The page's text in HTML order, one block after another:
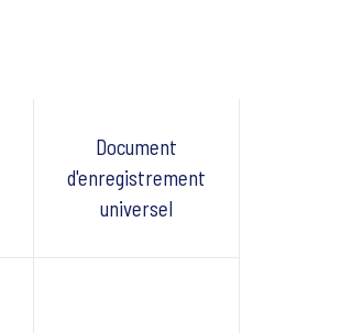
Document
d'enregistrement
universel